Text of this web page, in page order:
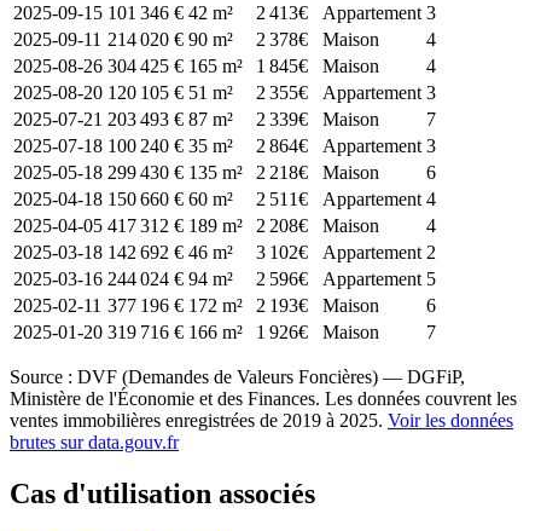
2025-09-15 101 346 € 42 m² 2 413€ Appartement 3
2025-09-11 214 020 € 90 m² 2 378€ Maison
4
2025-08-26 304 425 € 165 m² 1 845€ Maison
4
2025-08-20 120 105 € 51 m² 2 355€ Appartement 3
2025-07-21 203 493 € 87 m² 2 339€ Maison
7
2025-07-18 100 240 € 35 m² 2 864€ Appartement 3
2025-05-18 299 430 € 135 m² 2 218€ Maison
6
2025-04-18 150 660 € 60 m² 2 511€ Appartement 4
2025-04-05 417 312 € 189 m² 2 208€ Maison
4
2025-03-18 142 692 € 46 m² 3 102€ Appartement 2
2025-03-16 244 024 € 94 m² 2 596€ Appartement 5
2025-02-11 377 196 € 172 m² 2 193€ Maison
6
2025-01-20 319 716 € 166 m² 1 926€ Maison 7
Source : DVF (Demandes de Valeurs Foncières) — DGFiP,
Ministère de l'Économie et des Finances. Les données couvrent les
ventes immobilières enregistrées de 2019 à 2025. Voir les données
brutes sur data.gouv.fr
Cas d'utilisation associés